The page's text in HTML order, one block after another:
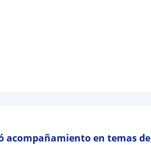
acompañamiento en temas de